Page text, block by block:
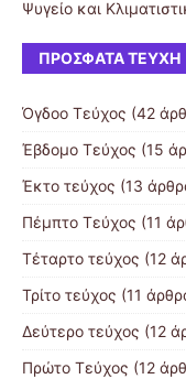
Ψυγείο και
ΠΡΌΣΦΑΤΑ ΤΕΎΧΗ
Όγδοο Τεύχος (42
Έβδομο Τεύχος (15
Έκτο τεύχος (13
Πέμπτο Τεύχος (11
Τέταρτο τεύχος (12
Τρίτο τεύχος (11
Δεύτερο τεύχος (12
Πρώτο Τεύχος (12